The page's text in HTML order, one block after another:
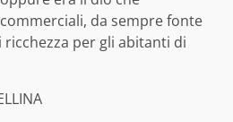
da sempre fonte
per gli abitanti di